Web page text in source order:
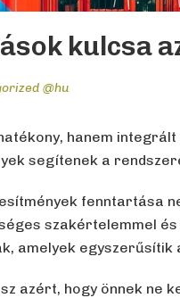
kulcsa
@hu
hanem
segítenek a
fenntartása
szakértelemmel
amelyek
azért, hogy önnek ne